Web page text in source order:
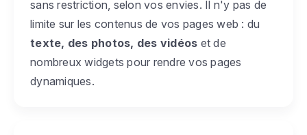
sans restriction, selon vos envies. Il n'y pas de
limite sur les contenus de vos pages web : du
texte, des photos, des vidéos et de
nombreux widgets pour rendre vos pages
dynamiques.